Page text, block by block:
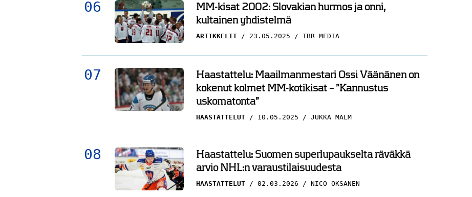
MM-kisat 2002: Slovakian hurmos ja onni,
kultainen yhdistelmä
ARTIKKELIT 23.05.2025 TBR MEDIA
Haastattelu: Maailmanmestari Ossi Väänänen on
kokenut kolmet MM-kotikisat – ”Kannustus
uskomatonta”
HAASTATTELUT 10.05.2025 JUKKA MALM
Haastattelu: Suomen superlupaukselta räväkkä
arvio NHL:n varaustilaisuudesta
HAASTATTELUT 02.03.2026 NICO OKSANEN